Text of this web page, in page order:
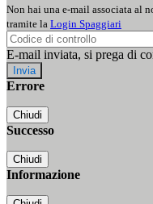
Non hai una e-mail associata al
tramite la Login Spaggiari
E-mail inviata, si prega di
Errore
Chiudi
Successo
Chiudi
Informazione